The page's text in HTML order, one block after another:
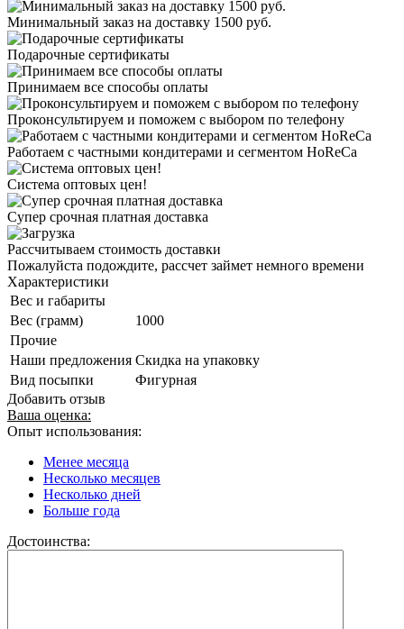
Минимальный заказ на доставку 1500 руб.
Подарочные сертификаты
Принимаем все способы оплаты
Проконсультируем и поможем с выбором по телефону
Работаем с частными кондитерами и сегментом HoReCa
Система оптовых цен!
Супер срочная платная доставка
Рассчитываем стоимость доставки
Пожалуйста подождите, рассчет займет немного времени
Характеристики
Вес и габариты
Вес (грамм)
1000
Прочие
Наши предложения Скидка на упаковку
Вид посыпки
Фигурная
Добавить отзыв
Ваша оценка:
Опыт использования:
Менее месяца
Несколько месяцев
Несколько дней
Больше года
Достоинства: